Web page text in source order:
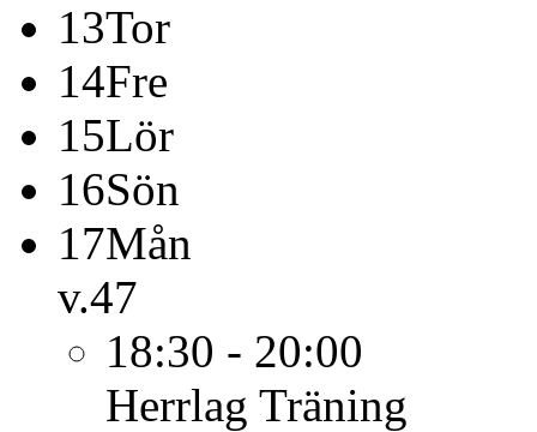
13Tor
14Fre
15Lör
16Sön
17Mån
v.47
18:30 - 20:00
Herrlag Träning